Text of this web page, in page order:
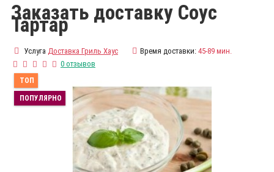
Заказать доставку Соус
Тартар
Услуга Доставка Гриль Хаус Время доставки: 45-89 мин.
0 отзывов
ТОП
ПОПУЛЯРНО